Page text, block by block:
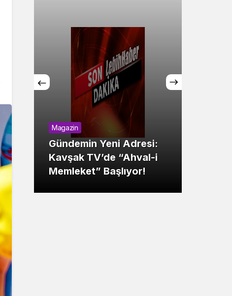
Magazin
Gündemin Yeni Adresi:
Kavşak TV’de “Ahval-i
Memleket” Başlıyor!